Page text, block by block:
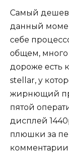
Самый
данный
себе
общем, много
дороже есть
stellar, у
жирнющий
пятой
дисплей
плюшки за
комментарии